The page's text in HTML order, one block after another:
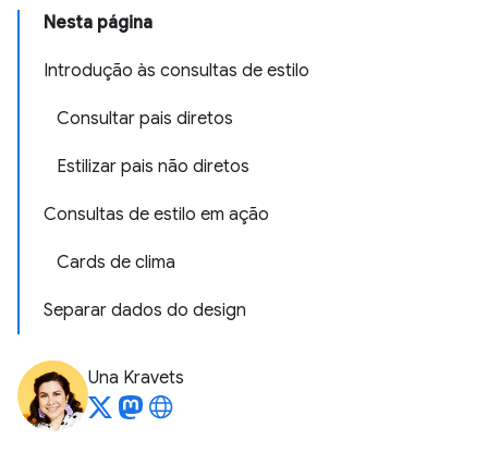
Nesta página
Introdução às consultas de estilo
Consultar pais diretos
Estilizar pais não diretos
Consultas de estilo em ação
Cards de clima
Separar dados do design
Una Kravets